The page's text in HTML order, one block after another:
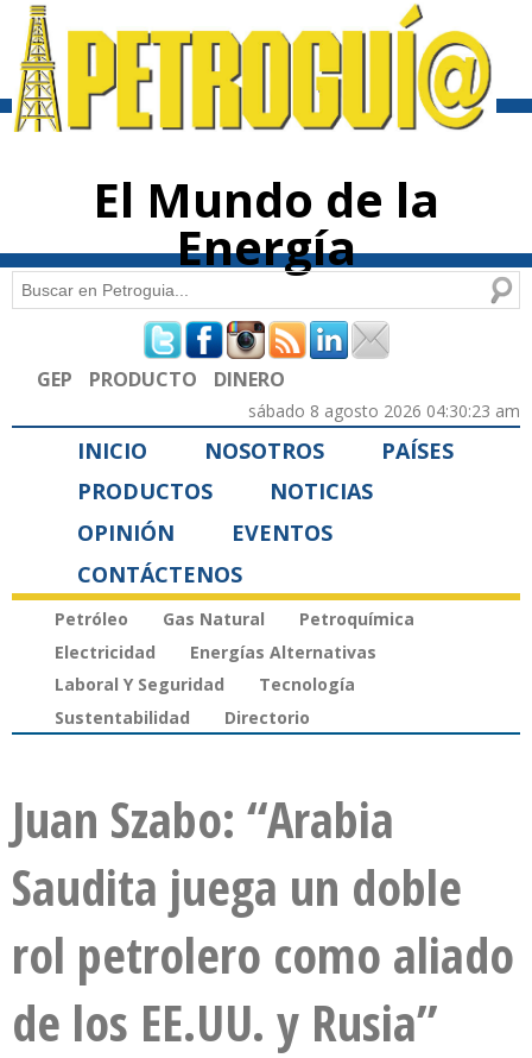
contenido
El Mundo de la
Energía
Formulario de búsqueda
Buscar
GEP PRODUCTO DINERO
sábado 8 agosto 2026 04:30:23 am
INICIO NOSOTROS
PAÍSES
PRODUCTOS
NOTICIAS
OPINIÓN
EVENTOS
CONTÁCTENOS
Petróleo Gas Natural
Petroquímica
Electricidad
Energías Alternativas
Laboral Y Seguridad
Tecnología
Sustentabilidad
Directorio
Juan Szabo: “Arabia
Saudita juega un doble
rol petrolero como aliado
de los EE.UU. y Rusia”